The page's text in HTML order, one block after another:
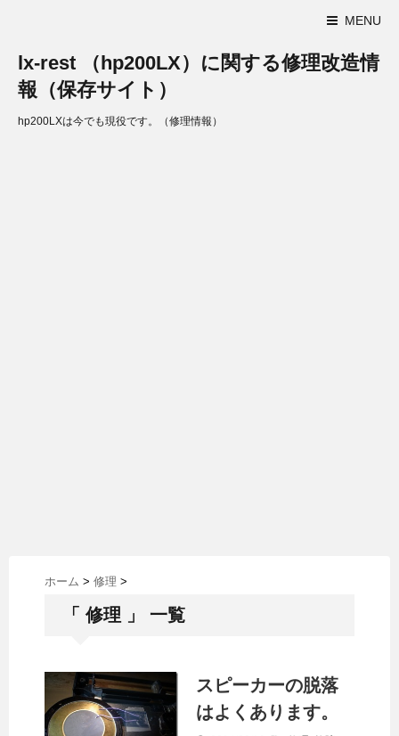
MENU
lx-rest （hp200LX）に関する修理改造情
報（保存サイト）
hp200LXは今でも現役です。（修理情報）
ホーム > 修理 >
「 修理 」 一覧
スピーカーの脱落
はよくあります。